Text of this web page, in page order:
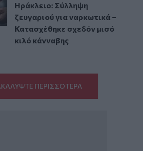
Ηράκλειο: Σύλληψη
ζευγαριού για ναρκωτικά –
Κατασχέθηκε σχεδόν μισό
κιλό κάνναβης
ΠΕΡΙΣΣΟΤΕΡΑ